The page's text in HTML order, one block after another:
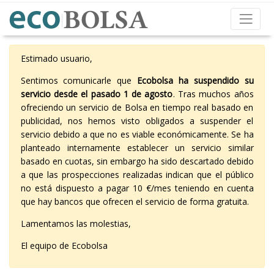
Estimado usuario,
Sentimos comunicarle que Ecobolsa ha suspendido su
servicio desde el pasado 1 de agosto. Tras muchos años
ofreciendo un servicio de Bolsa en tiempo real basado en
publicidad, nos hemos visto obligados a suspender el
servicio debido a que no es viable económicamente. Se ha
planteado internamente establecer un servicio similar
basado en cuotas, sin embargo ha sido descartado debido
a que las prospecciones realizadas indican que el público
no está dispuesto a pagar 10 €/mes teniendo en cuenta
que hay bancos que ofrecen el servicio de forma gratuita.
Lamentamos las molestias,
El equipo de Ecobolsa